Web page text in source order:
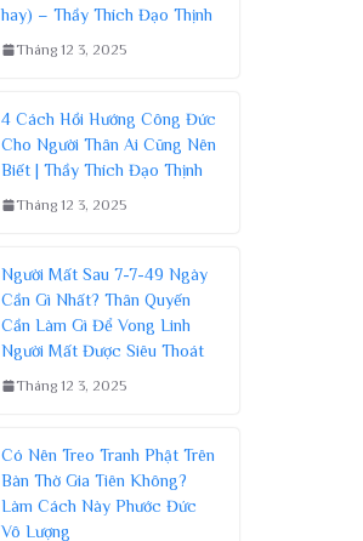
hay) – Thầy Thích Đạo Thịnh
Tháng 12 3, 2025
4 Cách Hồi Hướng Công Đức
Cho Người Thân Ai Cũng Nên
Biết | Thầy Thích Đạo Thịnh
Tháng 12 3, 2025
Người Mất Sau 7-7-49 Ngày
Cần Gì Nhất? Thân Quyến
Cần Làm Gì Để Vong Linh
Người Mất Được Siêu Thoát
Tháng 12 3, 2025
Có Nên Treo Tranh Phật Trên
Bàn Thờ Gia Tiên Không?
Làm Cách Này Phước Đức
Vô Lượng